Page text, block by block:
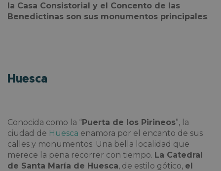
la Casa Consistorial y el Concento de las
Benedictinas son sus monumentos principales.
Huesca
Conocida como la “Puerta de los Pirineos”, la
ciudad de Huesca enamora por el encanto de sus
calles y monumentos. Una bella localidad que
merece la pena recorrer con tiempo. La Catedral
de Santa María de Huesca, de estilo gótico, el